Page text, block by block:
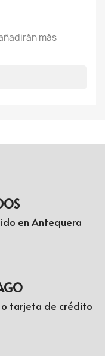
más
en Antequera
o tarjeta de crédito